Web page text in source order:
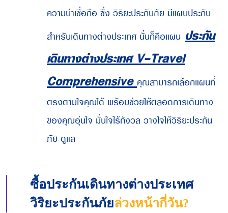
ความน่าเชื่อถือ ซึ่ง วิริยะประกันภัย มีแผนประกัน
สำหรับเดินทางต่างประเทศ นั่นก็คือแผน ประกัน
เดินทางต่างประเทศ V-Travel
Comprehensive คุณสามารถเลือกแผนที่
ตรงตามใจคุณได้ พร้อมช่วยให้ตลอดการเดินทาง
ของคุณอุ่นใจ มั่นใจไร้กังวล วางใจให้วิริยะประกัน
ภัย ดูแล
ซื้อประกันเดินทางต่างประเทศ
วิริยะประกันภัยล่วงหน้ากี่วัน?